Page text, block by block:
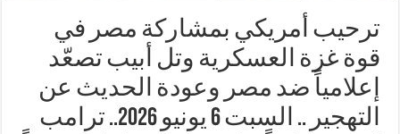
ترحيب أمريكي بمشاركة مصر في
قوة غزة العسكرية وتل أبيب تصعّد
إعلامياً ضد مصر وعودة الحديث عن
التهجير .. السبت 6 يونيو 2026.. ترامب